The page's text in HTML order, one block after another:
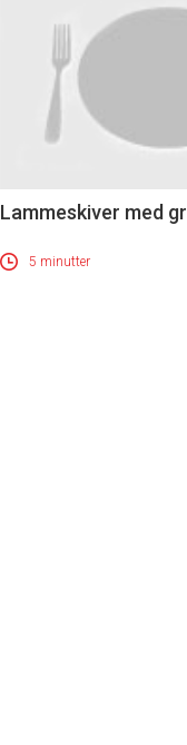
Lammeskiver med
5 minutter